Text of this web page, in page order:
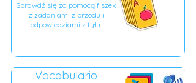
Sprawdź się za pomocą fiszek
z zadaniami z przodu i
odpowiedziami z tyłu.
Vocabulario